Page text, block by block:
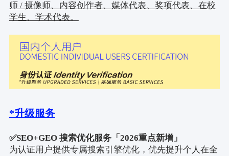
师 / 摄像师、内容创作者、媒体代表、奖项代表、在校
学生、学术代表。
*升级服务
✅SEO+GEO 搜索优化服务「 2026重点新增」
为认证用户提供专属搜索引擎优化，优先提升个人在全